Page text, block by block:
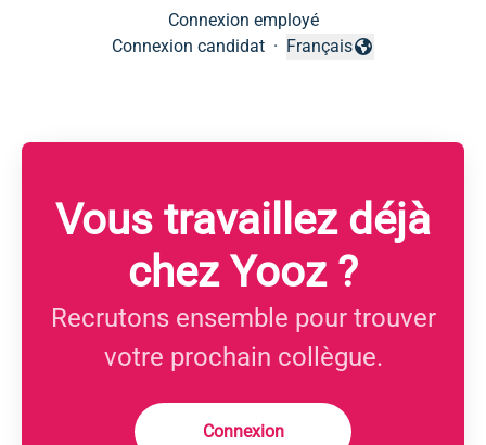
Connexion employé
Connexion candidat ·
Changer la langue
Français
Vous travaillez déjà
chez Yooz ?
Recrutons ensemble pour trouver
votre prochain collègue.
Connexion